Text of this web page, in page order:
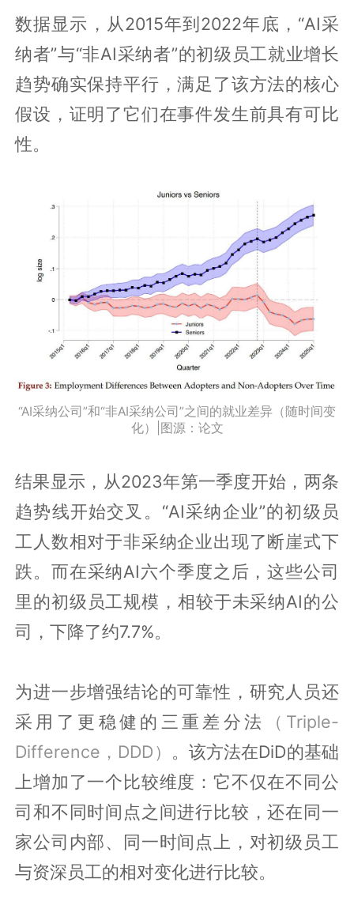
数据显示，从2015年到2022年底，“AI采
纳者”与“非AI采纳者”的初级员工就业增长
趋势确实保持平行，满足了该方法的核心
假设，证明了它们在事件发生前具有可比
性。
“AI采纳公司”和“非AI采纳公司”之间的就业差异（随时间变
化）|图源：论文
结果显示，从2023年第一季度开始，两条
趋势线开始交叉。“AI采纳企业”的初级员
工人数相对于非采纳企业出现了断崖式下
跌。而在采纳AI六个季度之后，这些公司
里的初级员工规模，相较于未采纳AI的公
司，下降了约7.7%。
为进一步增强结论的可靠性，研究人员还
采用了更稳健的三重差分法
（Triple-
Difference，DDD） 。该方法在DiD的基础
上增加了一个比较维度：它不仅在不同公
司和不同时间点之间进行比较，还在同一
家公司内部、同一时间点上，对初级员工
与资深员工的相对变化进行比较。